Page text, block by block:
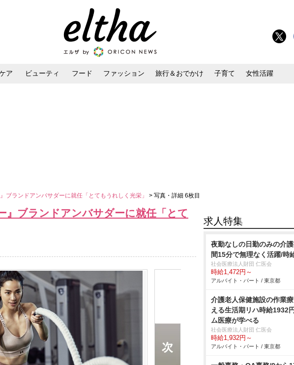
ア ビューティ フード ファッション 旅行＆おでかけ 子育て 女性活躍
ブランドアンバサダーに就任「とてもうれしく光栄」 > 写真・詳細 6枚目
』ブランドアンバサダーに就任「とて
求人特集
夜勤なしの日勤のみの介
間15分で無理なく活躍/時
社会医療法人財団 仁医会
時給1,472円～
アルバイト・パート / 東京都
介護老人保健施設の作業
える生活期リハ時給1932
ム医療が学べる
社会医療法人財団 仁医会
時給1,932円～
アルバイト・パート / 東京都